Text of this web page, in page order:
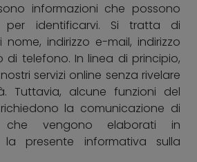
informazioni che possono
per identificarvi. Si tratta di
nome, indirizzo e-mail, indirizzo
di telefono. In linea di principio,
servizi online senza rivelare
Tuttavia, alcune funzioni del
la comunicazione di
che vengono elaborati in
presente informativa sulla